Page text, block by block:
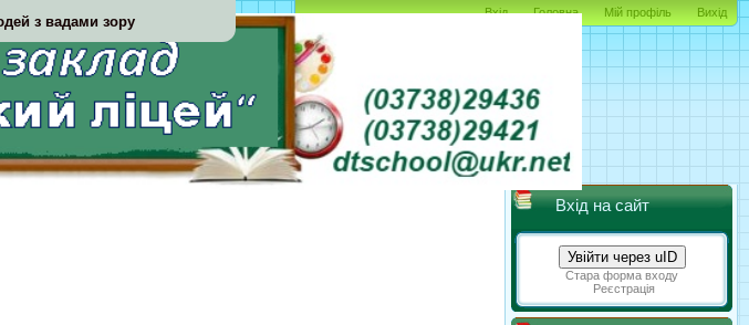
з вадами зору
Вхід Головна Мій профіль Вихід
Вхід на сайт
Увійти через uID
Стара форма входу
Реєстрація